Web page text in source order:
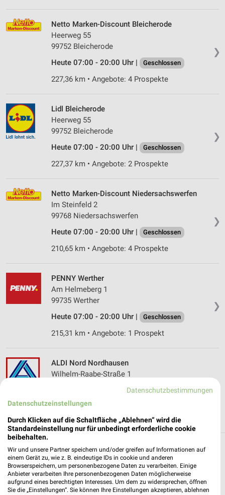
❯
Netto Marken-Discount Bleicherode
Heerweg 55
99752 Bleicherode
Heute 07:00 - 20:00 Uhr |
Geschlossen
227,36 km • Angebote: 4 Prospekte
❯
Lidl Bleicherode
Heerweg 55
99752 Bleicherode
Heute 07:00 - 20:00 Uhr |
Geschlossen
227,37 km • Angebote: 2 Prospekte
❯
Netto Marken-Discount Niedersachswerfen
Im Steinfeld 2
99768 Niedersachswerfen
Heute 07:00 - 20:00 Uhr |
Geschlossen
210,65 km • Angebote: 4 Prospekte
❯
PENNY Werther
Am Helmeberg 1
99735 Werther
Heute 07:00 - 20:00 Uhr |
Geschlossen
215,31 km • Angebote: 1 Prospekt
ALDI Nord Nordhausen
Wilhelm-Raabe-Straße 1
Heute 07:00 - 20:00 Uhr |
211,99 km • Angebote: 4 Prospekte
Discounter Angebote und Prospekte für Bad
Sachsa
17 Prospekte
Datenschutzbestimmungen
Datenschutzeinstellungen
Durch Klicken auf die Schaltfläche „Ablehnen“ wird die
Standardeinstellung nur für unbedingt erforderliche cookie
beibehalten.
Wir und unsere Partner speichern und/oder greifen auf Informationen auf
einem Gerät zu, wie z. B. eindeutige IDs in cookie und anderen
Browserspeichern, um personenbezogene Daten zu verarbeiten. Einige
Anbieter verarbeiten Ihre personenbezogenen Daten möglicherweise
aufgrund eines berechtigten Interesses. Um dem zu widersprechen, öffnen
Sie die „Einstellungen“. Sie können Ihre Einstellungen akzeptieren, ablehnen